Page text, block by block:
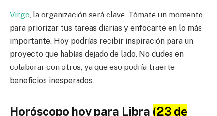
Virgo, la organización será clave. Tómate un momento
para priorizar tus tareas diarias y enfocarte en lo más
importante. Hoy podrías recibir inspiración para un
proyecto que habías dejado de lado. No dudes en
colaborar con otros, ya que eso podría traerte
beneficios inesperados.
Horóscopo hoy para Libra (23 de